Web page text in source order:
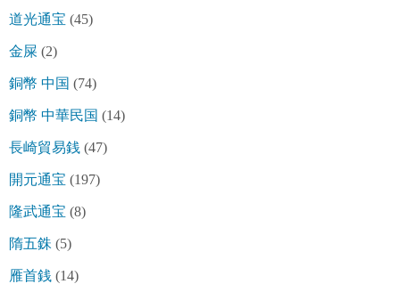
道光通宝 (45)
金屎 (2)
銅幣 中国 (74)
銅幣 中華民国 (14)
長崎貿易銭 (47)
開元通宝 (197)
隆武通宝 (8)
隋五銖 (5)
雁首銭 (14)